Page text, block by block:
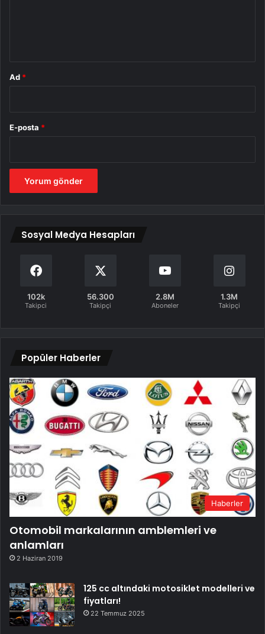
Ad *
E-posta *
Sosyal Medya Hesapları
102k
Takipci
56.300
Takipçi
2.8M
Aboneler
1.3M
Takipçi
Popüler Haberler
Haberler
Otomobil markalarının amblemleri ve
anlamları
2 Haziran 2019
125 cc altındaki motosiklet modelleri ve
fiyatları!
22 Temmuz 2025